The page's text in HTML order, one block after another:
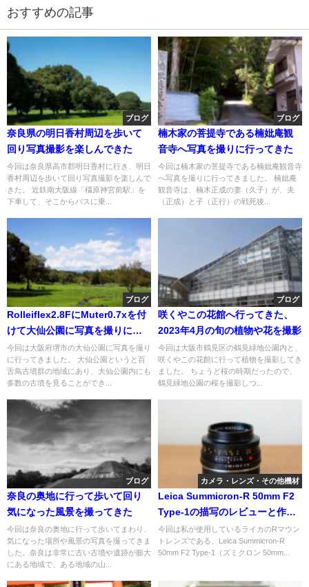
おすすめの記事
ブログ
奈良県の明日香村周辺を歩いて
回り写真撮影を楽しんできた
今回は奈良県高市郡明日香村に行き、明日
香村周辺を歩いて回り写真撮影を楽しんで
きた。 近鉄南大阪線「橿原神宮前駅」を
下車して、そこからバスに乗...
ブログ
楠木家の菩提寺である楠妣庵観
音寺へ写真を撮りに行ってきた
今回は楠木家の菩提寺である楠妣庵観音寺
へ写真を撮りに行ってきました。 楠妣庵
観音寺は、楠木正成の妻（久子）が、夫
（正成）と子（正行）の戦死後...
ブログ
Rolleiflex2.8FにMuter0.7xを付
けて大仙公園に写真を撮りに行
ってきた
今回は大阪府堺市の大仙公園に写真を撮り
に行ってきました。 大仙公園というと百
舌鳥古墳群の地域にあり、大仙公園内にも
多数の古墳を見ることができ...
ブログ
咲くやこの花館へ行ってきた、
2023年4月の旬の植物や花を撮影
今回は大阪市鶴見区の鶴見緑地公園内と、
咲くやこの花館に行って植物を撮影してき
ました。 ちょうど桜の時期だったので、
鶴見緑地公園の桜を撮影しつ...
ブログ
奈良の奥地に行って歩いて回り
気になった風景を撮ってきた
今回は奈良の奥地に行って歩いてまわり、
気になった場所や風景の写真を撮ってきま
した。奈良は非常に古い古墳や遺跡が膨大
にある地域で、ある地域の山...
カメラ・レンズ・その他機材
Leica Summicron-R 50mm F2
Type-1の描写のレビューと作例
を紹介
今回は私が使用しているライカのRマウン
トレンズである、Leica Summicron-R
50mm F2 Type-1（ズミクロン 50mm...